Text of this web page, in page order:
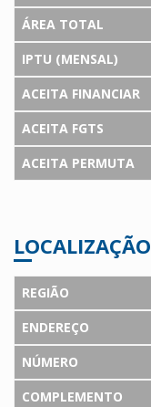
ÁREA TOTAL
IPTU (MENSAL)
ACEITA FINANCIAR
ACEITA FGTS
ACEITA PERMUTA
LOCALIZAÇÃO
REGIÃO
ENDEREÇO
NÚMERO
COMPLEMENTO